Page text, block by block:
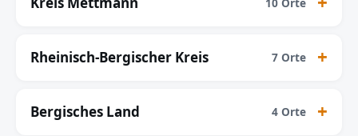
Rheinisch-Bergischer Kreis 7 Orte
Bergisches Land 4 Orte